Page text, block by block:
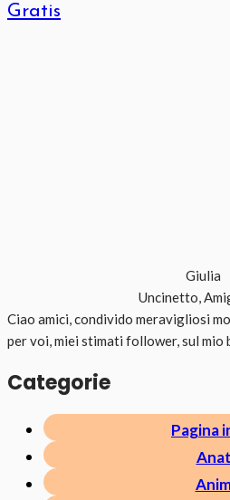
Gratis
Giulia
Uncinetto,
Ciao amici, condivido meravigliosi
per voi, miei stimati follower, sul mio
Categorie
Pagina